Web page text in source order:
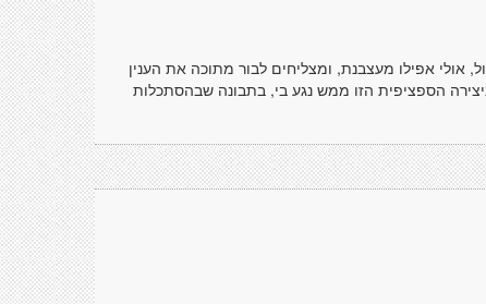
אולי אפילו מעצבנת, ומצליחים לבור מתוכה את הענין
הספציפית הזו ממש נגע בי, בתבונה שבהסתכלות